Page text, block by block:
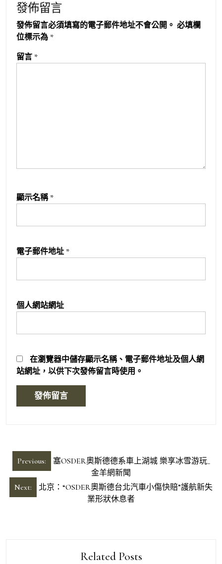
發佈留言
發佈留言必須填寫的電子郵件地址不會公開。 必填欄
位標示為 *
留言 *
顯示名稱 *
電子郵件地址 *
個人網站網址
在瀏覽器中儲存顯示名稱、電子郵件地址及個人網
站網址，以供下次發佈留言時使用。
文
章
導
Previous:
塞OSDER奧斯德德系車上湖城 樂享冰雪游玩_
金羊網新聞
Next:
北京：“OSDER奧斯德台北汽車小傷快賠”護航新失
業形狀休息者
Related Posts